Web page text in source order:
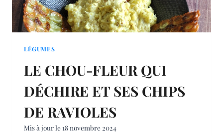
LÉGUMES
LE CHOU-FLEUR QUI
DÉCHIRE ET SES CHIPS
DE RAVIOLES
Mis à jour le 18 novembre 2024